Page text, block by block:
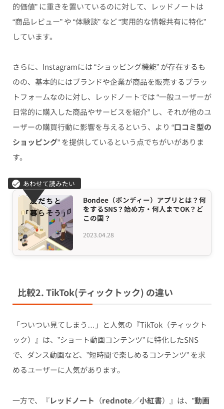
的価値” に重きを置いているのに対して、レッドノートは
“商品レビュー” や “体験談” など “実用的な情報共有に特化”
しています。
さらに、Instagramには “ショッピング機能” が存在するも
のの、基本的にはブランドや企業が商品を販売するプラッ
トフォームなのに対し、レッドノートでは “一般ユーザーが
日常的に購入した商品やサービスを紹介” し、それが他のユ
ーザーの購買行動に影響を与えるという、より “口コミ型の
ショッピング” を提供しているという点でちがいがありま
す。
2023.04.28
Bondee（ボンディー）アプリとは？何
をするSNS？始め方・何人までOK？ど
この国？
比較2. TikTok(ティックトック) の違い
「ついつい見てしまう…」と人気の『TikTok（ティックト
ック）』は、”ショート動画コンテンツ” に特化したSNS
で、ダンス動画など、”短時間で楽しめるコンテンツ” を求
めるユーザーに人気があります。
一方で、『レッドノート （rednote／小紅書）』は、”動画